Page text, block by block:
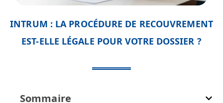
INTRUM : LA PROCÉDURE DE RECOUVREMENT
EST-ELLE LÉGALE POUR VOTRE DOSSIER ?
Sommaire